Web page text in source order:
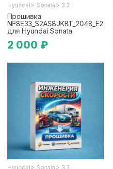
Hyundai > Sonata > 3.3 i
Прошивка
NF8E33_S2AS8JKBT_2048_E2
для Hyundai Sonata
2 000 ₽
Hyundai > Sonata > 3.3 i